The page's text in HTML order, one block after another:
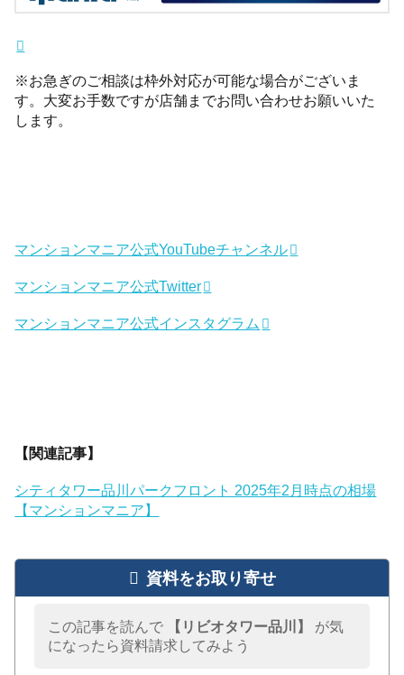
※お急ぎのご相談は枠外対応が可能な場合がございま
す。大変お手数ですが店舗までお問い合わせお願いいた
します。
マンションマニア公式YouTubeチャンネル
マンションマニア公式Twitter
マンションマニア公式インスタグラム
【関連記事】
シティタワー品川パークフロント 2025年2月時点の相場
【マンションマニア】
資料をお取り寄せ
この記事を読んで 【リビオタワー品川】
が気
になったら資料請求してみよう